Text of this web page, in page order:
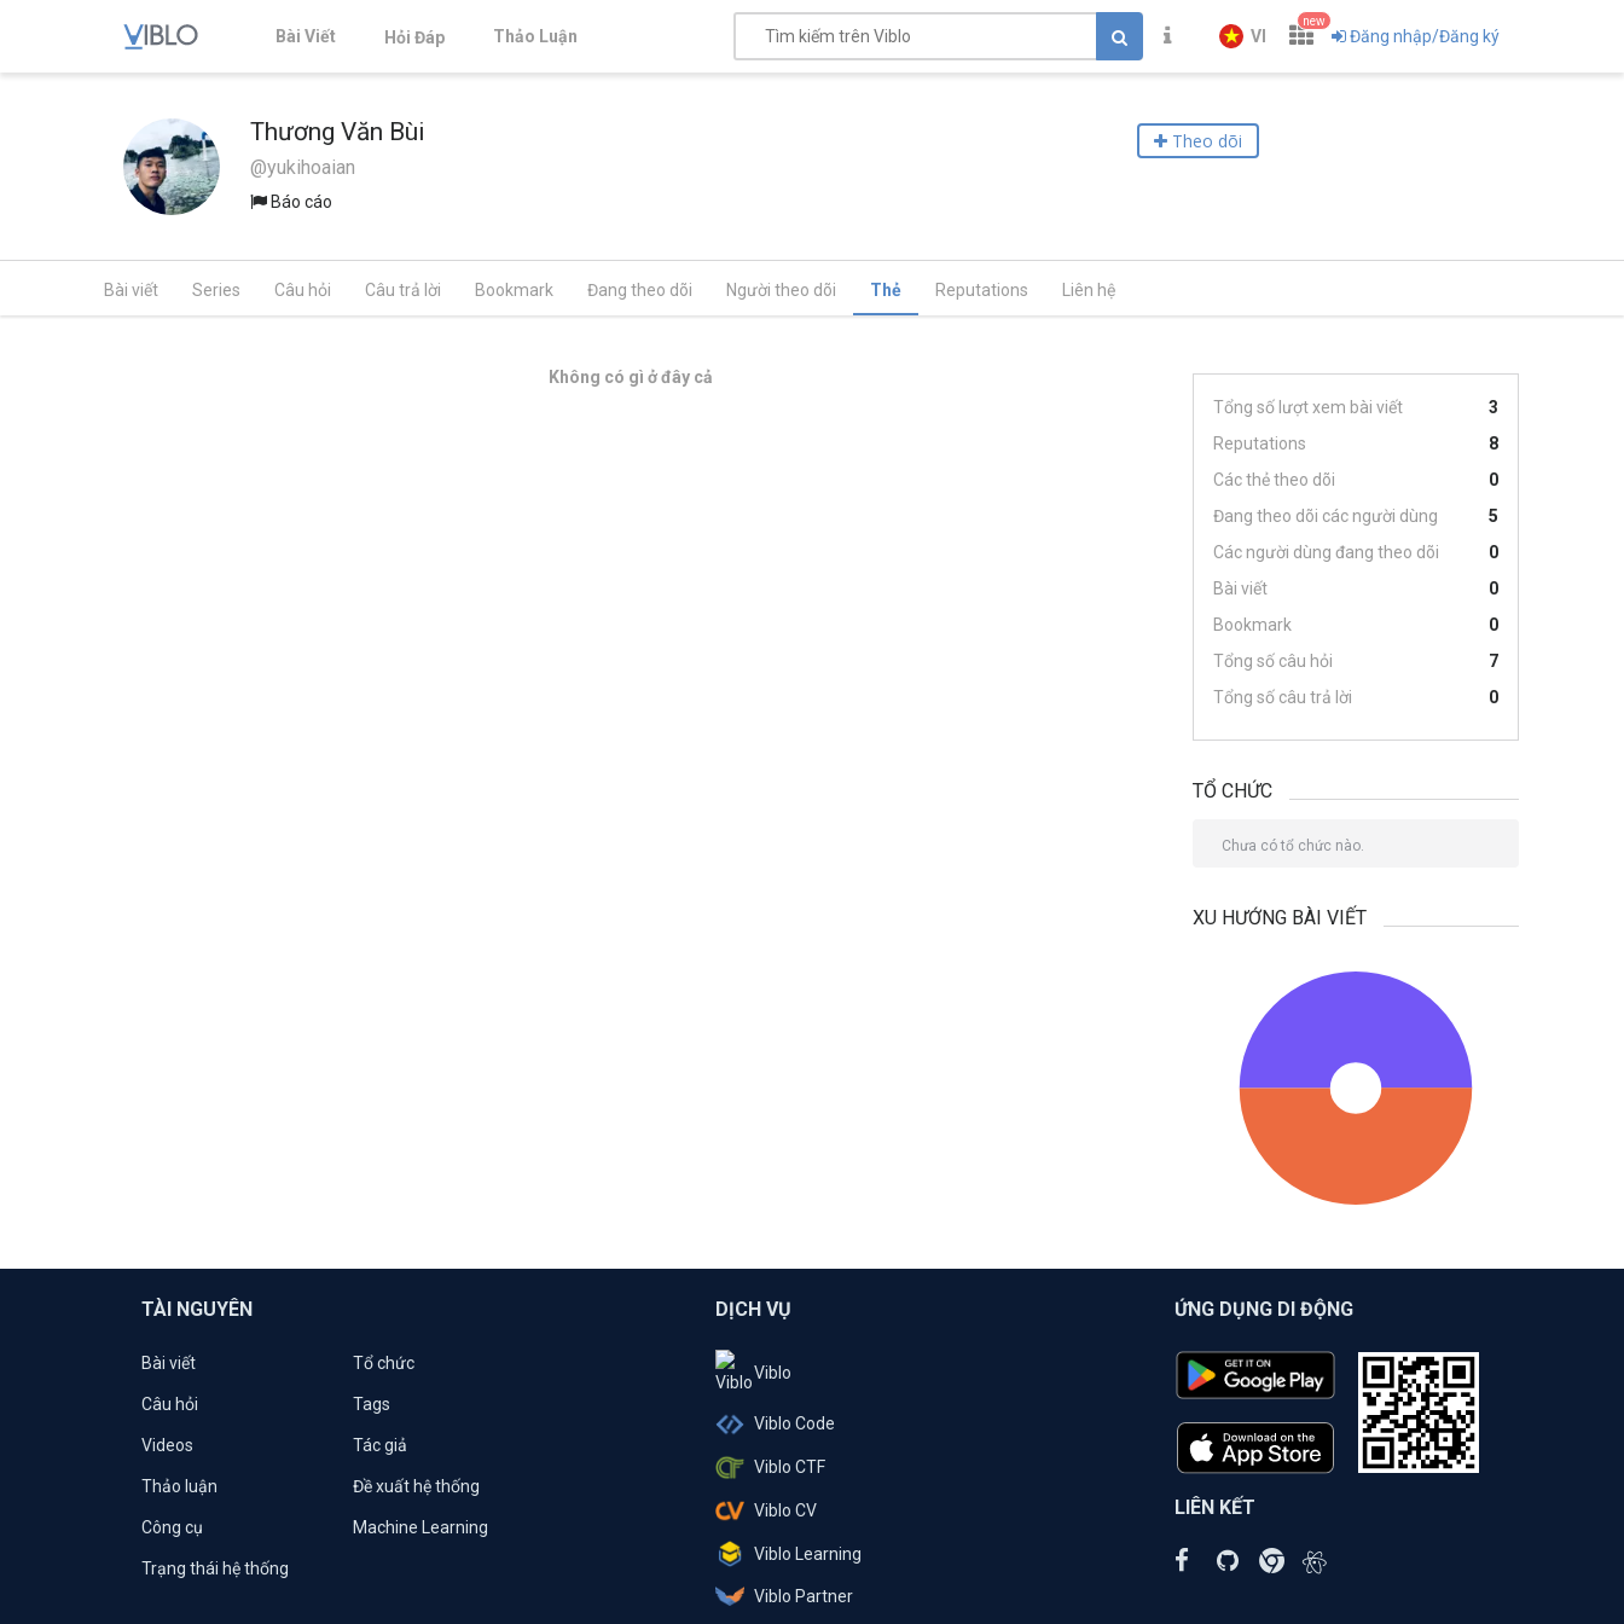
Bài Viết Hỏi Đáp Thảo Luận VI
new
Đăng nhập/Đăng ký
Thương Văn Bùi
@yukihoaian
Báo cáo
Theo dõi
Bài viết Series Câu hỏi Câu trả lời Bookmark Đang theo dõi Người theo dõi Thẻ Reputations Liên hệ
Không có gì ở đây cả
Tổng số lượt xem bài viết
3
Reputations
8
Các thẻ theo dõi
0
Đang theo dõi các người dùng
5
Các người dùng đang theo dõi
0
Bài viết
0
Bookmark
0
Tổng số câu hỏi
7
Tổng số câu trả lời
0
TỔ CHỨC
Chưa có tổ chức nào.
XU HƯỚNG BÀI VIẾT
TÀI NGUYÊN
Bài viết Tổ chức
Câu hỏi Tags
Videos Tác giả
Thảo luận Đề xuất hệ thống
Công cụ Machine Learning
Trạng thái hệ thống
DỊCH VỤ
Viblo
Viblo Code
Viblo CTF
Viblo CV
Viblo Learning
Viblo Partner
ỨNG DỤNG DI ĐỘNG
LIÊN KẾT